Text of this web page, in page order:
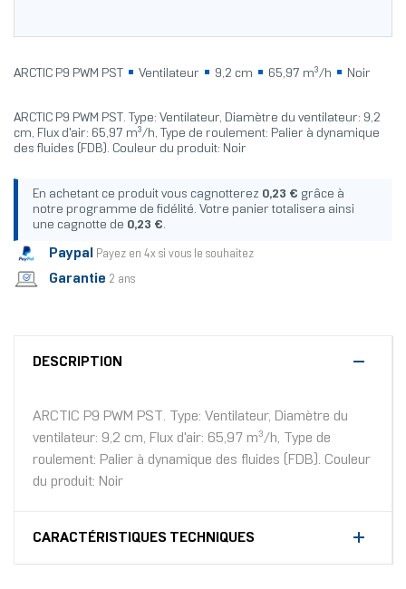
ARCTIC P9 PWM PST Ventilateur 9,2 cm 65,97 m³/h Noir
ARCTIC P9 PWM PST. Type: Ventilateur, Diamètre du ventilateur: 9,2
cm, Flux d'air: 65,97 m³/h, Type de roulement: Palier à dynamique
des fluides (FDB). Couleur du produit: Noir
En achetant ce produit vous cagnotterez 0,23 € grâce à
notre programme de fidélité. Votre panier totalisera ainsi
une cagnotte de 0,23 €.
Paypal Payez en 4x si vous le souhaitez
Garantie 2 ans
DESCRIPTION
ARCTIC P9 PWM PST. Type: Ventilateur, Diamètre du
ventilateur: 9,2 cm, Flux d'air: 65,97 m³/h, Type de
roulement: Palier à dynamique des fluides (FDB). Couleur
du produit: Noir
CARACTÉRISTIQUES TECHNIQUES